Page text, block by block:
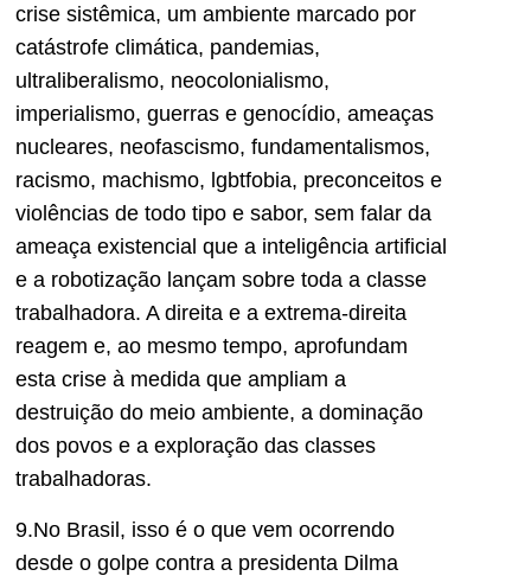
crise sistêmica, um ambiente marcado por
catástrofe climática, pandemias,
ultraliberalismo, neocolonialismo,
imperialismo, guerras e genocídio, ameaças
nucleares, neofascismo, fundamentalismos,
racismo, machismo, lgbtfobia, preconceitos e
violências de todo tipo e sabor, sem falar da
ameaça existencial que a inteligência artificial
e a robotização lançam sobre toda a classe
trabalhadora. A direita e a extrema-direita
reagem e, ao mesmo tempo, aprofundam
esta crise à medida que ampliam a
destruição do meio ambiente, a dominação
dos povos e a exploração das classes
trabalhadoras.
9.No Brasil, isso é o que vem ocorrendo
desde o golpe contra a presidenta Dilma